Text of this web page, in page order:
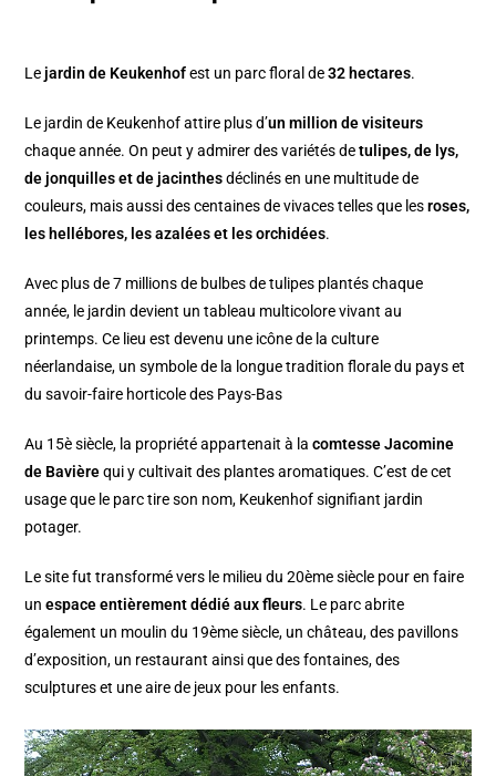
Lejardin de Keukenhofest un parc floral de32 hectares.
Le jardin de Keukenhof attire plus d’un million de visiteurs
chaque année. On peut y admirer des variétés detulipes, de lys,
de jonquilles et de jacinthesdéclinés en une multitude de
couleurs, mais aussi des centaines de vivaces telles que lesroses,
les hellébores, les azalées et les orchidées.
Avec plus de 7 millions de bulbes de tulipes plantés chaque
année, le jardin devient un tableau multicolore vivant au
printemps. Ce lieu est devenu une icône de la culture
néerlandaise, un symbole de la longue tradition florale du pays et
du savoir-faire horticole des Pays-Bas
Au 15è siècle, la propriété appartenait à lacomtesse Jacomine
de Bavièrequi y cultivait des plantes aromatiques. C’est de cet
usage que le parc tire son nom, Keukenhof signifiant jardin
potager.
Le site fut transformé vers le milieu du 20ème siècle pour en faire
unespace entièrement dédié aux fleurs. Le parc abrite
également un moulin du 19ème siècle, un château, des pavillons
d’exposition, un restaurant ainsi que des fontaines, des
sculptures et une aire de jeux pour les enfants.